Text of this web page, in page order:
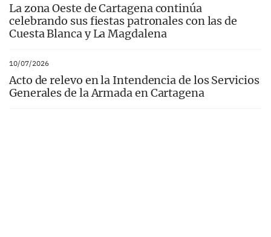
La zona Oeste de Cartagena continúa
celebrando sus fiestas patronales con las de
Cuesta Blanca y La Magdalena
10/07/2026
Acto de relevo en la Intendencia de los Servicios
Generales de la Armada en Cartagena